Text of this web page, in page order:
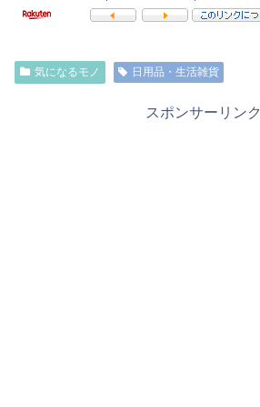
気になるモノ 日用品・生活雑貨
スポンサーリンク